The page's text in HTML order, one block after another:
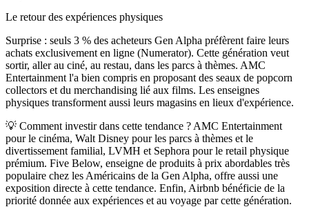
Le retour des expériences physiques
Surprise : seuls 3 % des acheteurs Gen Alpha préfèrent faire leurs
achats exclusivement en ligne (Numerator). Cette génération veut
sortir, aller au ciné, au restau, dans les parcs à thèmes. AMC
Entertainment l'a bien compris en proposant des seaux de popcorn
collectors et du merchandising lié aux films. Les enseignes
physiques transforment aussi leurs magasins en lieux d'expérience.
💡 Comment investir dans cette tendance ? AMC Entertainment
pour le cinéma, Walt Disney pour les parcs à thèmes et le
divertissement familial, LVMH et Sephora pour le retail physique
prémium. Five Below, enseigne de produits à prix abordables très
populaire chez les Américains de la Gen Alpha, offre aussi une
exposition directe à cette tendance. Enfin, Airbnb bénéficie de la
priorité donnée aux expériences et au voyage par cette génération.